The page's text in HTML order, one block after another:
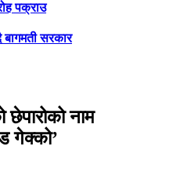
पक्राउ
सरकार
छेपारोको नाम
गेक्को’